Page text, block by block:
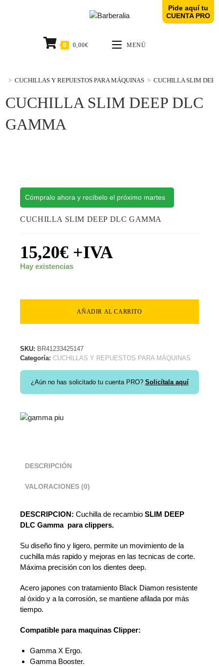
0 0,00€ MENÚ
CUCHILLA SLIM DEEP DLC
GAMMA
> CUCHILLAS Y REPUESTOS PARA MÁQUINAS > CUCHILLA SLIM
Cómpralo ahora y recíbelo el próximo martes
CUCHILLA SLIM DEEP DLC GAMMA
15,20€ +IVA
Hay existencias
AÑADIR AL CARRITO
SKU: BR41233425147
Categoría:CUCHILLAS Y REPUESTOS PARA MÁQUINAS
¿Aún no has solicitado tu cuenta PRO? Solicítala aquí
DESCRIPCIÓN
VALORACIONES (0)
DESCRIPCION:Cuchilla de recambioSLIM DEEP
DLC Gamma para clippers.
Su diseño fino y ligero, permite un movimiento de la
cuchilla más rapido y mejoras en las tecnicas de corte.
Máxima precisión con los dientes deep.
Acero japones con tratamiento Black Diamon resistente
al óxido y a la corrosión, se mantiene afilada por más
tiempo.
Compatible para maquinas Clipper:
Gamma X Ergo.
Gamma Booster.
Pide aquí tu
CUENTA PRO